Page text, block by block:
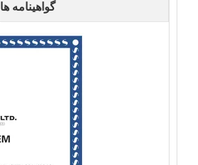
گواهینامه ها